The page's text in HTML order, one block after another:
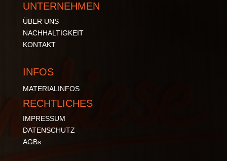
UNTERNEHMEN
ÜBER UNS
NACHHALTIGKEIT
KONTAKT
INFOS
MATERIALINFOS
RECHTLICHES
IMPRESSUM
DATENSCHUTZ
AGBs